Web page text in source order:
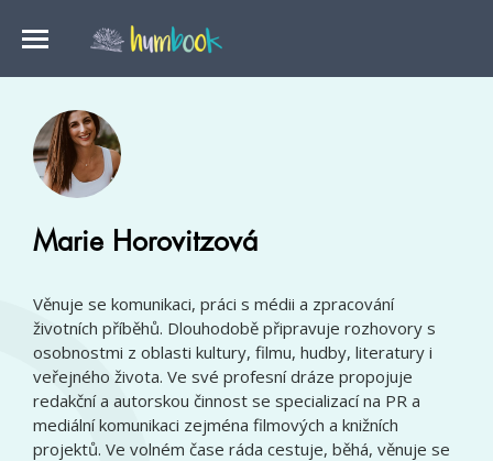
Marie Horovitzová
Věnuje se komunikaci, práci s médii a zpracování
životních příběhů. Dlouhodobě připravuje rozhovory s
osobnostmi z oblasti kultury, filmu, hudby, literatury i
veřejného života. Ve své profesní dráze propojuje
redakční a autorskou činnost se specializací na PR a
mediální komunikaci zejména filmových a knižních
projektů. Ve volném čase ráda cestuje, běhá, věnuje se